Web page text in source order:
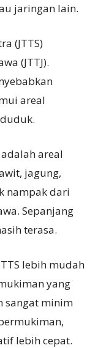
jaringan lain.
(JTTS)
(JTTJ).
areal
areal
jagung,
nampak dari
Sepanjang
terasa.
lebih mudah
yang
sangat minim
lebih cepat.